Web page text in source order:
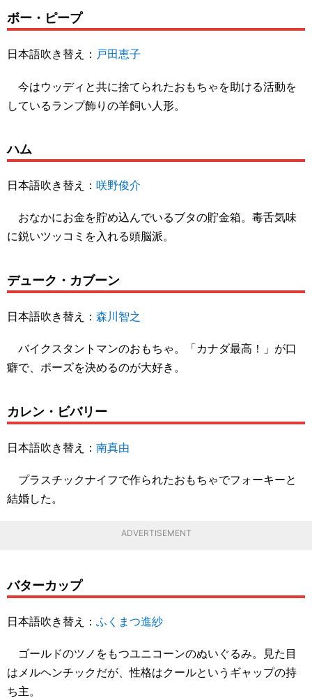
ボー・ピープ
日本語吹き替え： 戸田恵子
今はウッディと共に捨てられたおもちゃを助ける活動を
しているランプ飾りの羊飼い人形。
ハム
日本語吹き替え： 咲野俊介
おなかにお金を貯め込んでいるブタの貯金箱。毒舌気味
に鋭いツッコミを入れる頭脳派。
デューク・カブーン
日本語吹き替え： 森川智之
バイクスタントマンのおもちゃ。「カナダ最高！」が口
癖で、ポーズを決めるのが大好き。
カレン・ビバリー
日本語吹き替え： 南真由
プラスチックナイフで作られたおもちゃでフォーキーと
結婚した。
ADVERTISEMENT
バターカップ
日本語吹き替え： ふくまつ進紗
ゴールドのツノをもつユニコーンのぬいぐるみ。見た目
はメルヘンチックだが、性格はクールというギャップの持
ち主。